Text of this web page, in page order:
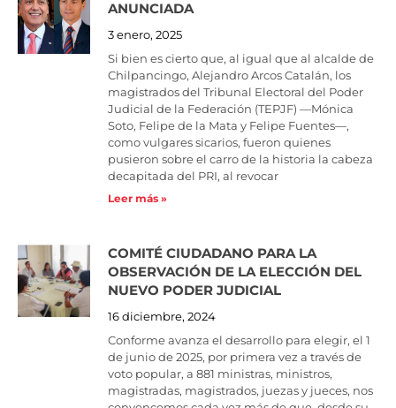
ANUNCIADA
3 enero, 2025
Si bien es cierto que, al igual que al alcalde de
Chilpancingo, Alejandro Arcos Catalán, los
magistrados del Tribunal Electoral del Poder
Judicial de la Federación (TEPJF) —Mónica
Soto, Felipe de la Mata y Felipe Fuentes—,
como vulgares sicarios, fueron quienes
pusieron sobre el carro de la historia la cabeza
decapitada del PRI, al revocar
Leer más »
COMITÉ CIUDADANO PARA LA
OBSERVACIÓN DE LA ELECCIÓN DEL
NUEVO PODER JUDICIAL
16 diciembre, 2024
Conforme avanza el desarrollo para elegir, el 1
de junio de 2025, por primera vez a través de
voto popular, a 881 ministras, ministros,
magistradas, magistrados, juezas y jueces, nos